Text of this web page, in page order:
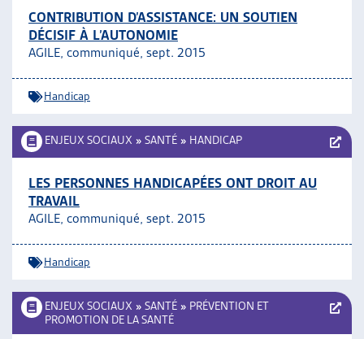
CONTRIBUTION D’ASSISTANCE: UN SOUTIEN
DÉCISIF À L’AUTONOMIE
AGILE, communiqué, sept. 2015
Handicap
ENJEUX SOCIAUX » SANTÉ » HANDICAP
LES PERSONNES HANDICAPÉES ONT DROIT AU
TRAVAIL
AGILE, communiqué, sept. 2015
Handicap
ENJEUX SOCIAUX » SANTÉ » PRÉVENTION ET
PROMOTION DE LA SANTÉ